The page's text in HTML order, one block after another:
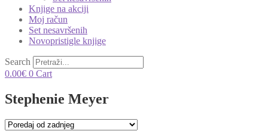
Knjige na akciji
Moj račun
Set nesavršenih
Novopristigle knjige
Search
0.00€ 0 Cart
Stephenie Meyer